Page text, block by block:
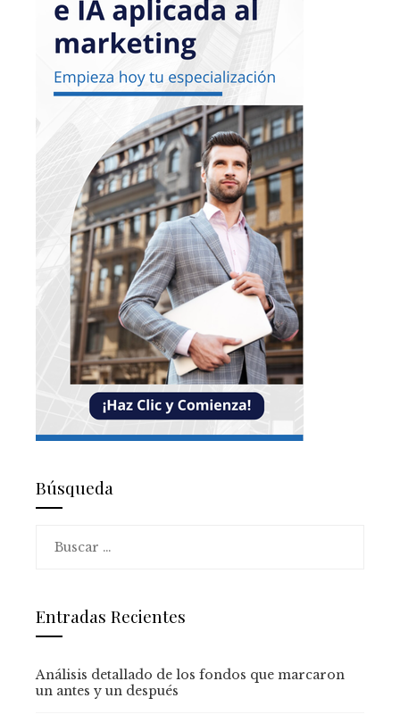
Búsqueda
Entradas Recientes
Análisis detallado de los fondos que marcaron
un antes y un después